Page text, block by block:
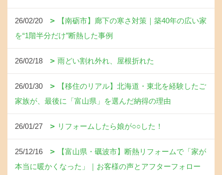
26/02/20
【南砺市】廊下の寒さ対策｜築40年の広い家
を“1階半分だけ”断熱した事例
26/02/18 雨どい割れ外れ、屋根折れた
26/01/30
【移住のリアル】北海道・東北を経験したご
家族が、最後に「富山県」を選んだ納得の理由
26/01/27 リフォームしたら娘が○○した！
25/12/16
【富山県・礪波市】断熱リフォームで「家が
本当に暖かくなった」｜お客様の声とアフターフォロー